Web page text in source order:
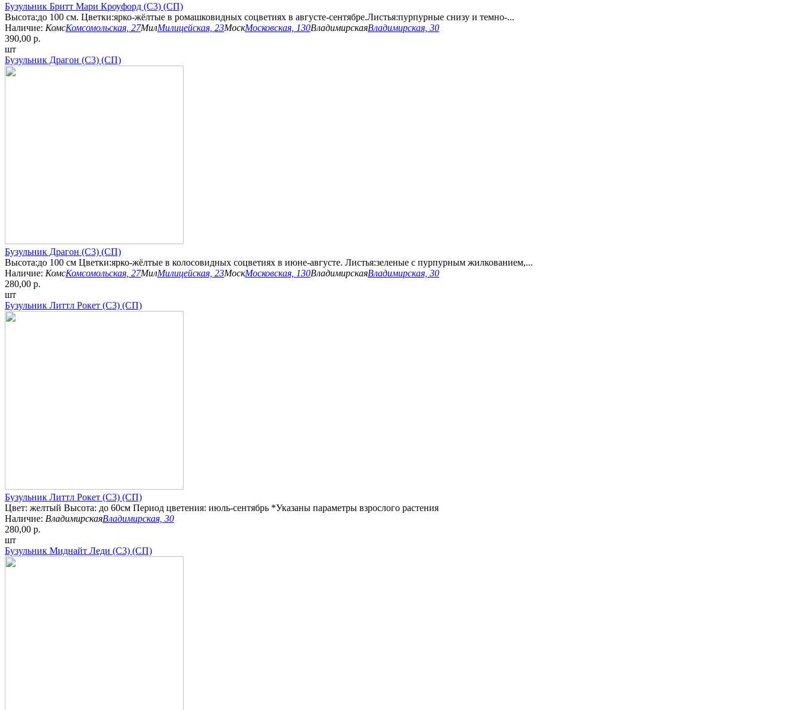
Бузульник Бритт Мари Кроуфорд (С3) (СП)
Высота:до 100 см. Цветки:ярко-жёлтые в ромашковидных соцветиях в августе-сентябре.Листья:пурпурные снизу и темно-...
Наличие: КомсКомсомольская, 27МилМилицейская, 23МоскМосковская, 130ВладимирскаяВладимирская, 30
390,00 р.
шт
Бузульник Драгон (С3) (СП)
Бузульник Драгон (С3) (СП)
Высота:до 100 см Цветки:ярко-жёлтые в колосовидных соцветиях в июне-августе. Листья:зеленые с пурпурным жилкованием,...
Наличие: КомсКомсомольская, 27МилМилицейская, 23МоскМосковская, 130ВладимирскаяВладимирская, 30
280,00 р.
шт
Бузульник Литтл Рокет (С3) (СП)
Бузульник Литтл Рокет (С3) (СП)
Цвет: желтый Высота: до 60см Период цветения: июль-сентябрь *Указаны параметры взрослого растения
Наличие: ВладимирскаяВладимирская, 30
280,00 р.
шт
Бузульник Миднайт Леди (С3) (СП)